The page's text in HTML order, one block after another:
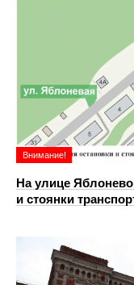
Внимание!
На улице
и стоянки